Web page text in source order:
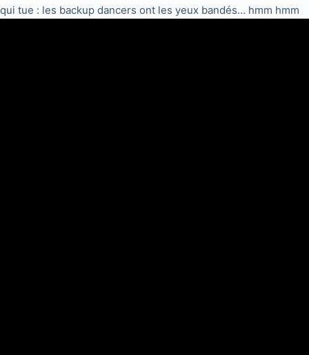
qui tue : les backup dancers ont les yeux bandés… hmm hmm